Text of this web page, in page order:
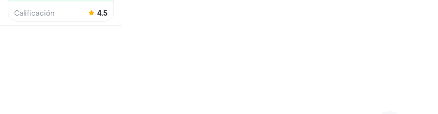
Calificación 4.5